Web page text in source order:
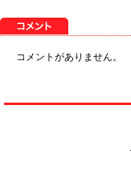
コメントがありません。